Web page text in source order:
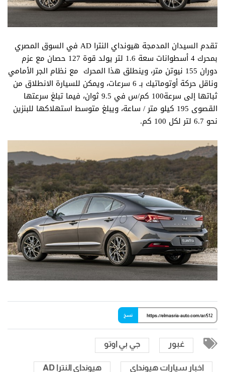
تقدم السيدان المدمجة هيونداي النترا AD في السوق المصري
بمحرك 4 أسطوانات سعة 1.6 لتر يولد قوة 127 حصان مع عزم
دوران 155 نيوتن متر، وينطلق هذا المحرك مع نظام الجر الأمامي
وناقل حركة أوتوماتيك بـ 6 سرعات، ويمكن للسيارة الانطلاق من
ثباتها إلى سرعة100 كم/س في 9.5 ثوان، فيما تبلغ سرعتها
القصوى 195 كيلو متر / ساعة، ويبلغ متوسط استهلاكها للبنزين
نحو 6.7 لتر لكل 100 كم.
نسخ
غبور جي بي اوتو
اخبار سيارات هيونداي هيونداي النترا AD